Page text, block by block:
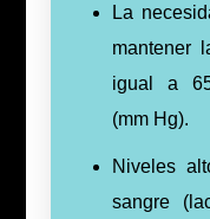
La
mantener
igual a
(mm Hg).
Niveles
sangre